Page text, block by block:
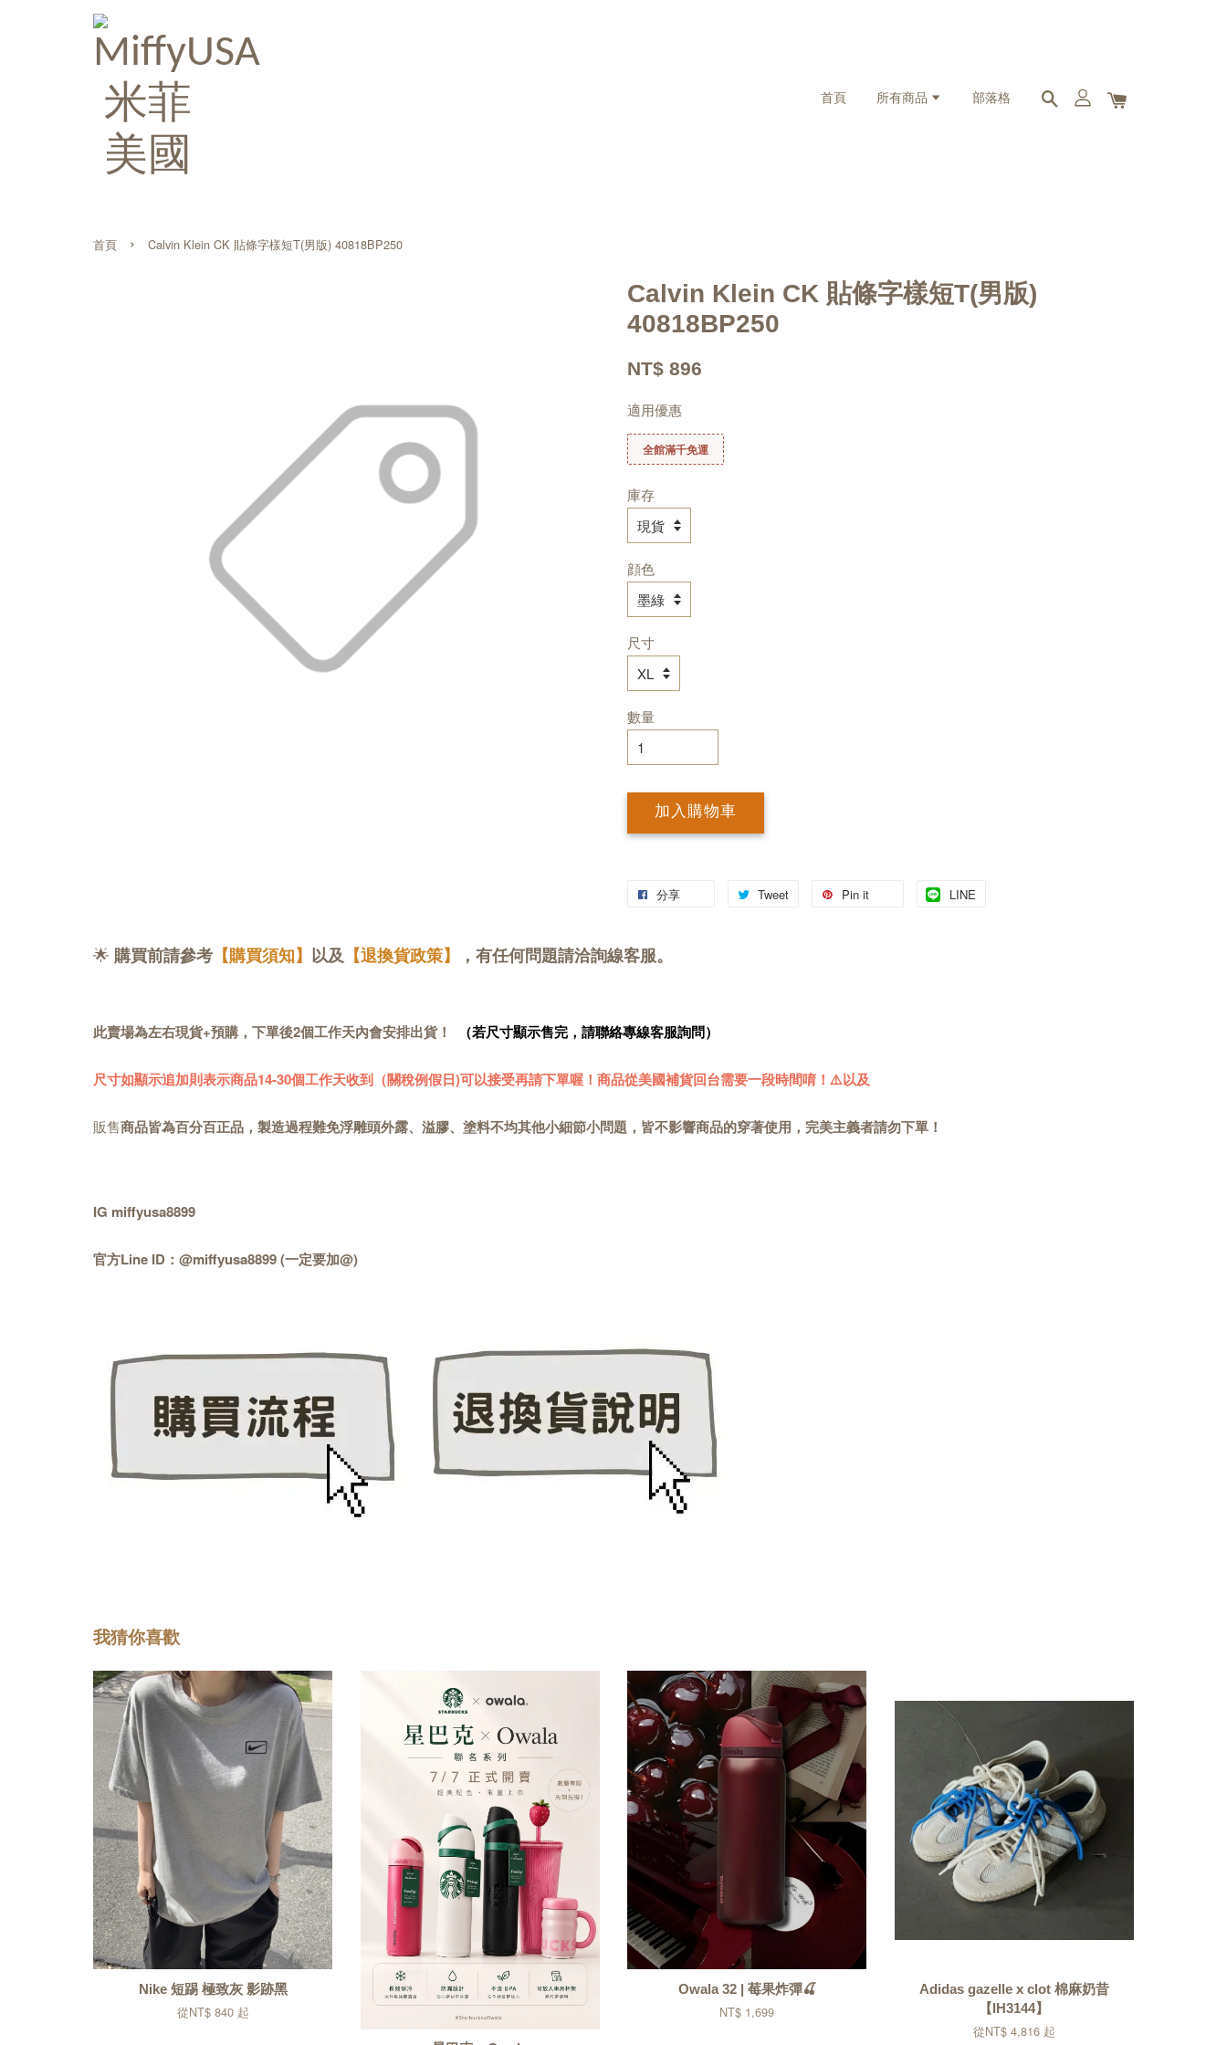
首頁 所有商品 部落格
首頁 › Calvin Klein CK 貼條字樣短T(男版) 40818BP250
Calvin Klein CK 貼條字樣短T(男版)
40818BP250
NT$ 896
適用優惠
全館滿千免運
庫存
顔色
尺寸
數量
加入購物車
分享 Tweet Pin it LINE
🌟 購買前請參考 【購買須知】 以及 【退換貨政策】 ，有任何問題請洽詢線客服。
此賣場為左右現貨+預購，下單後2個工作天內會安排出貨！ （若尺寸顯示售完，請聯絡專線客服詢問）
尺寸如顯示追加則表示商品14-30個工作天收到（關稅例假日)可以接受再請下單喔！商品從美國補貨回台需要一段時間唷！⚠️以及
販售商品皆為百分百正品，製造過程難免浮雕頭外露、溢膠、塗料不均其他小細節小問題，皆不影響商品的穿著使用，完美主義者請勿下單！
IG miffyusa8899
官方Line ID：@miffyusa8899 (一定要加@)
我猜你喜歡
Nike 短踢 極致灰 影跡黑
從NT$ 840 起
Owala 32 | 莓果炸彈🍒
NT$ 1,699
Adidas gazelle x clot 棉麻奶昔
【IH3144】
從NT$ 4,816 起